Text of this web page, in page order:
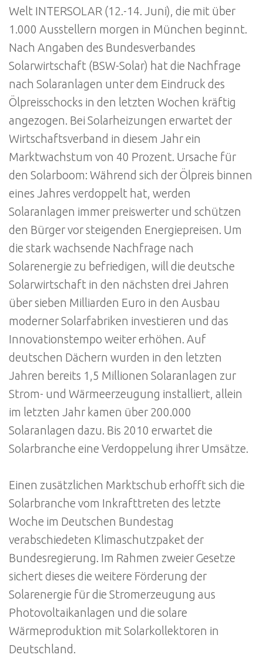
Welt INTERSOLAR (12.-14. Juni), die mit über
1.000 Ausstellern morgen in München beginnt.
Nach Angaben des Bundesverbandes
Solarwirtschaft (BSW-Solar) hat die Nachfrage
nach Solaranlagen unter dem Eindruck des
Ölpreisschocks in den letzten Wochen kräftig
angezogen. Bei Solarheizungen erwartet der
Wirtschaftsverband in diesem Jahr ein
Marktwachstum von 40 Prozent. Ursache für
den Solarboom: Während sich der Ölpreis binnen
eines Jahres verdoppelt hat, werden
Solaranlagen immer preiswerter und schützen
den Bürger vor steigenden Energiepreisen. Um
die stark wachsende Nachfrage nach
Solarenergie zu befriedigen, will die deutsche
Solarwirtschaft in den nächsten drei Jahren
über sieben Milliarden Euro in den Ausbau
moderner Solarfabriken investieren und das
Innovationstempo weiter erhöhen. Auf
deutschen Dächern wurden in den letzten
Jahren bereits 1,5 Millionen Solaranlagen zur
Strom- und Wärmeerzeugung installiert, allein
im letzten Jahr kamen über 200.000
Solaranlagen dazu. Bis 2010 erwartet die
Solarbranche eine Verdoppelung ihrer Umsätze.
Einen zusätzlichen Marktschub erhofft sich die
Solarbranche vom Inkrafttreten des letzte
Woche im Deutschen Bundestag
verabschiedeten Klimaschutzpaket der
Bundesregierung. Im Rahmen zweier Gesetze
sichert dieses die weitere Förderung der
Solarenergie für die Stromerzeugung aus
Photovoltaikanlagen und die solare
Wärmeproduktion mit Solarkollektoren in
Deutschland.